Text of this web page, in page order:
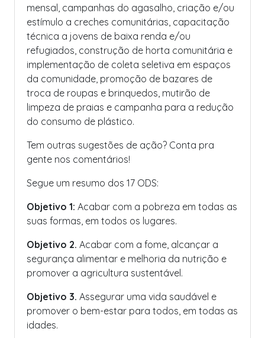
mensal, campanhas do agasalho, criação e/ou
estímulo a creches comunitárias, capacitação
técnica a jovens de baixa renda e/ou
refugiados, construção de horta comunitária e
implementação de coleta seletiva em espaços
da comunidade, promoção de bazares de
troca de roupas e brinquedos, mutirão de
limpeza de praias e campanha para a redução
do consumo de plástico.
Tem outras sugestões de ação? Conta pra
gente nos comentários!
Segue um resumo dos 17 ODS:
Objetivo 1: Acabar com a pobreza em todas as
suas formas, em todos os lugares.
Objetivo 2. Acabar com a fome, alcançar a
segurança alimentar e melhoria da nutrição e
promover a agricultura sustentável.
Objetivo 3. Assegurar uma vida saudável e
promover o bem-estar para todos, em todas as
idades.